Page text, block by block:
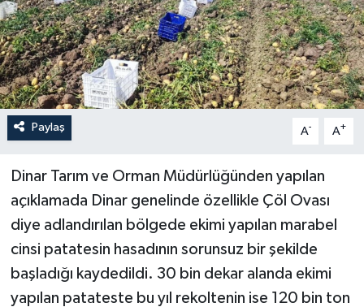
Paylaş A- A+
Dinar Tarım ve Orman Müdürlüğünden yapılan
açıklamada Dinar genelinde özellikle Çöl Ovası
diye adlandırılan bölgede ekimi yapılan marabel
cinsi patatesin hasadının sorunsuz bir şekilde
başladığı kaydedildi. 30 bin dekar alanda ekimi
yapılan patateste bu yıl rekoltenin ise 120 bin ton